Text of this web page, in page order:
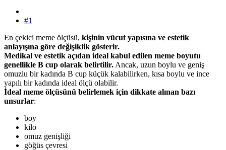
#1
En çekici meme ölçüsü, kişinin vücut yapısına ve estetik
anlayışına göre değişiklik gösterir.
Medikal ve estetik açıdan ideal kabul edilen meme boyutu
genellikle B cup olarak belirtilir. Ancak, uzun boylu ve geniş
omuzlu bir kadında B cup küçük kalabilirken, kısa boylu ve ince
yapılı bir kadında ideal ölçü olabilir.
İdeal meme ölçüsünü belirlemek için dikkate alınan bazı
unsurlar:
boy
kilo
omuz genişliği
göğüs çevresi